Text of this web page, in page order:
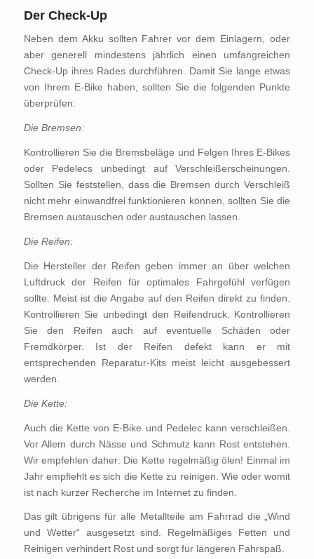
Der Check-Up
Neben dem Akku sollten Fahrer vor dem Einlagern, oder
aber generell mindestens jährlich einen umfangreichen
Check-Up ihres Rades durchführen. Damit Sie lange etwas
von Ihrem E-Bike haben, sollten Sie die folgenden Punkte
überprüfen:
Die Bremsen:
Kontrollieren Sie die Bremsbeläge und Felgen Ihres E-Bikes
oder Pedelecs unbedingt auf Verschleißerscheinungen.
Sollten Sie feststellen, dass die Bremsen durch Verschleiß
nicht mehr einwandfrei funktionieren können, sollten Sie die
Bremsen austauschen oder austauschen lassen.
Die Reifen:
Die Hersteller der Reifen geben immer an über welchen
Luftdruck der Reifen für optimales Fahrgefühl verfügen
sollte. Meist ist die Angabe auf den Reifen direkt zu finden.
Kontrollieren Sie unbedingt den Reifendruck. Kontrollieren
Sie den Reifen auch auf eventuelle Schäden oder
Fremdkörper. Ist der Reifen defekt kann er mit
entsprechenden Reparatur-Kits meist leicht ausgebessert
werden.
Die Kette:
Auch die Kette von E-Bike und Pedelec kann verschleißen.
Vor Allem durch Nässe und Schmutz kann Rost entstehen.
Wir empfehlen daher: Die Kette regelmäßig ölen! Einmal im
Jahr empfiehlt es sich die Kette zu reinigen. Wie oder womit
ist nach kurzer Recherche im Internet zu finden.
Das gilt übrigens für alle Metallteile am Fahrrad die „Wind
und Wetter“ ausgesetzt sind. Regelmäßiges Fetten und
Reinigen verhindert Rost und sorgt für längeren Fahrspaß.